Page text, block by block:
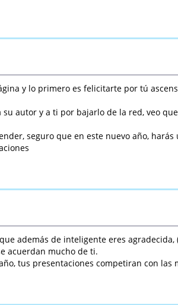
y lo primero es felicitarte por tú
autor y a ti por bajarlo de la red, veo
seguro que en este nuevo año,
además de inteligente eres
acuerdan mucho de ti.
tus presentaciones competiran con las